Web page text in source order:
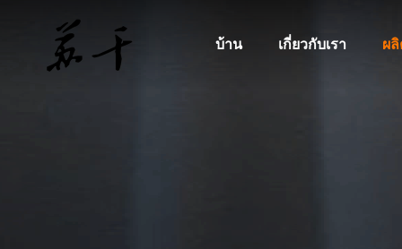
บ้าน เกี่ยวกับเรา ผ